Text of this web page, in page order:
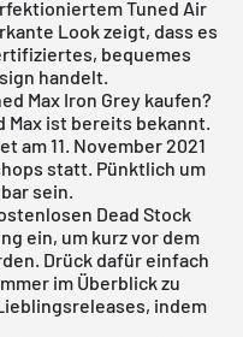
Tuned Air
Look zeigt, dass es
bequemes
handelt.
Max Iron Grey kaufen?
Max ist bereits bekannt.
am 11. November 2021
statt. Pünktlich um
sein.
Dead Stock
ein, um kurz vor dem
Drück dafür einfach
im Überblick zu
indem